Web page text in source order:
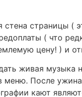
страницы (
( что
цену! ) и
живая музыка
меню. После
кают